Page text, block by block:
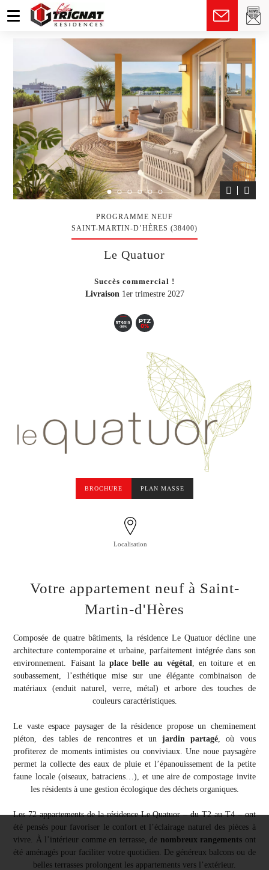
PROGRAMME NEUF
SAINT-MARTIN-D’HÈRES (38400)
Le Quatuor
Succès commercial !
Livraison 1er trimestre 2027
BROCHURE PLAN MASSE
Localisation
Votre appartement neuf à Saint-
Martin-d'Hères
Composée de quatre bâtiments, la résidence Le Quatuor décline une
architecture contemporaine et urbaine, parfaitement intégrée dans son
environnement. Faisant laplace belle au végétal, en toiture et en
soubassement, l’esthétique mise sur une élégante combinaison de
matériaux (enduit naturel, verre, métal) et arbore des touches de
couleurs caractéristiques.
Le vaste espace paysager de la résidence propose un cheminement
piéton, des tables de rencontres et unjardin partagé, où vous
profiterez de moments intimistes ou conviviaux. Une noue paysagère
permet la collecte des eaux de pluie et l’épanouissement de la petite
faune locale (oiseaux, batraciens…), et une aire de compostage invite
les résidents à une gestion écologique des déchets organiques.
Les 72 appartements de la résidence Le Quatuor – du T2 au T4 – ont
été pensés pour favoriser le confort et l’éclairage naturel des pièces à
vivre. À l’intérieur comme en terrasse, de nombreux rangements ont
été aménagés pour faciliter votre quotidien. De généreux balcons ou de
belles terrasses prolongent les appartements vers l’extérieur.